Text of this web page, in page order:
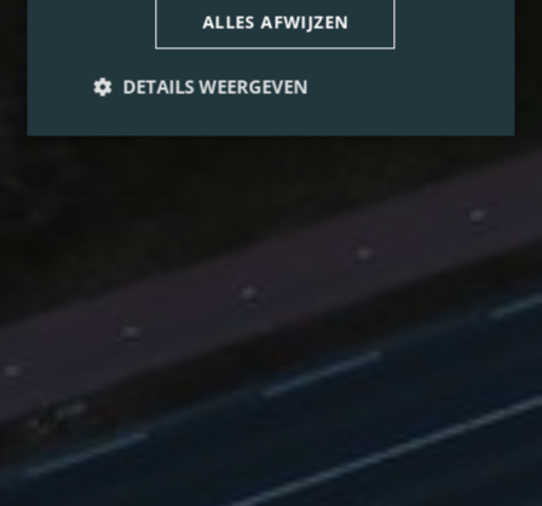
ALLES AFWIJZEN
DETAILS WEERGEVEN